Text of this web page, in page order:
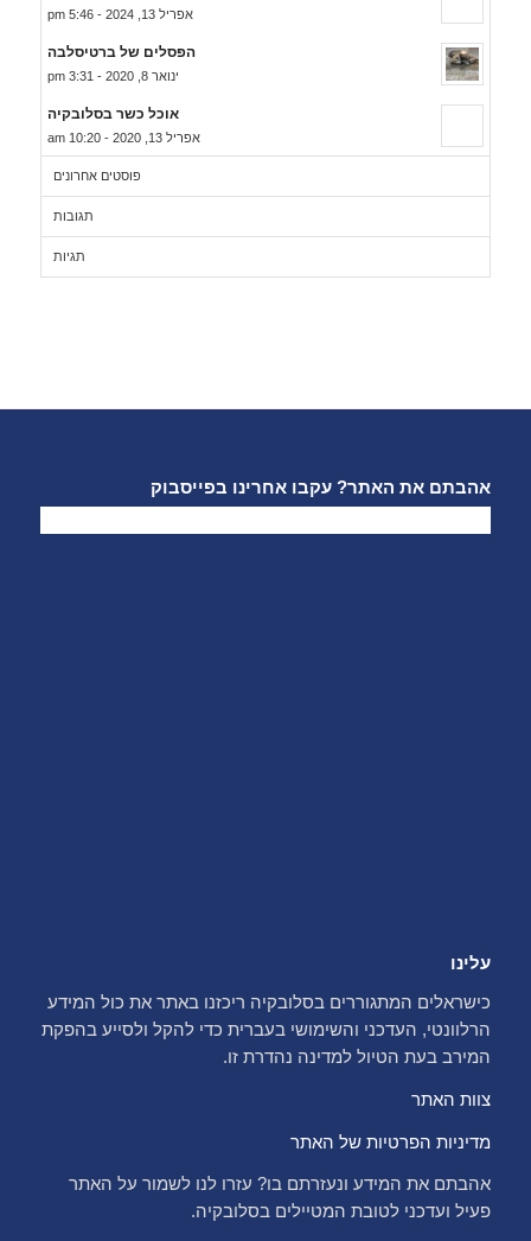
אפריל 13, 2024 - 5:46 pm
הפסלים של ברטיסלבה
ינואר 8, 2020 - 3:31 pm
אוכל כשר בסלובקיה
אפריל 13, 2020 - 10:20 am
פוסטים אחרונים
תגובות
תגיות
אהבתם את האתר? עקבו אחרינו בפייסבוק
עלינו
כישראלים המתגוררים בסלובקיה ריכזנו באתר את כול המידע
הרלוונטי, העדכני והשימושי בעברית כדי להקל ולסייע בהפקת
המירב בעת הטיול למדינה נהדרת זו.
צוות האתר
מדיניות הפרטיות של האתר
אהבתם את המידע ונעזרתם בו? עזרו לנו לשמור על האתר
פעיל ועדכני לטובת המטיילים בסלובקיה.